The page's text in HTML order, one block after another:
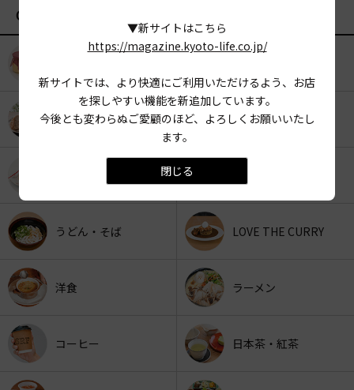
▼新サイトはこちら
https://magazine.kyoto-life.co.jp/
新サイトでは、より快適にご利用いただけるよう、お店
を探しやすい機能を新追加しています。
今後とも変わらぬご愛顧のほど、よろしくお願いいたし
ます。
閉じる
CATEGORY
カフェ 京みやげ
うどん・そば LOVE THE CURRY
洋食 ラーメン
コーヒー 日本茶・紅茶